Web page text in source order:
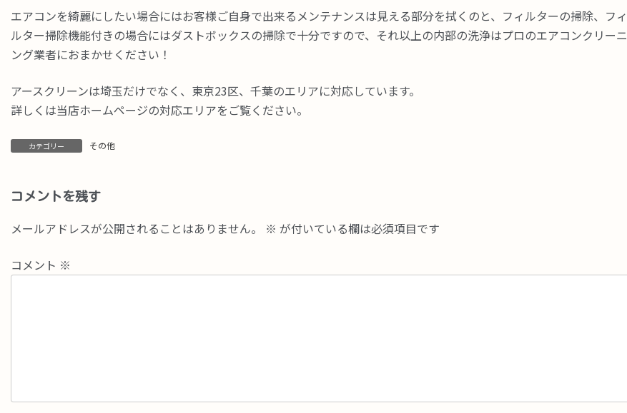
エアコンを綺麗にしたい場合にはお客様ご自身で出来るメンテナンスは見える部分を拭くのと、フィルターの掃除、フィ
ルター掃除機能付きの場合にはダストボックスの掃除で十分ですので、それ以上の内部の洗浄はプロのエアコンクリーニ
ング業者におまかせください！
アースクリーンは埼玉だけでなく、東京23区、千葉のエリアに対応しています。
詳しくは当店ホームページの対応エリアをご覧ください。
カテゴリー その他
コメントを残す
メールアドレスが公開されることはありません。 ※ が付いている欄は必須項目です
コメント ※